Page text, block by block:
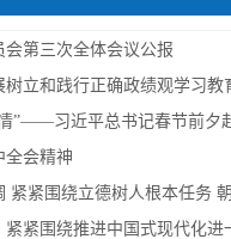
会第三次全体会议公报
树立和践行正确政绩观学习教
全会精神